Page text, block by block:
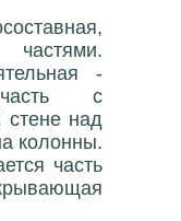
-
с
над
колонны.
часть